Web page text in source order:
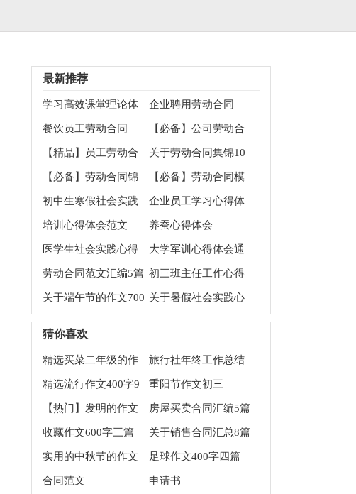
最新推荐
学习高效课堂理论体
会
企业聘用劳动合同
餐饮员工劳动合同
【必备】公司劳动合
同范文锦集9篇
【精品】员工劳动合
同四篇
关于劳动合同集锦10
篇
【必备】劳动合同锦
集9篇
【必备】劳动合同模
板锦集七篇
初中生寒假社会实践
心得体会
企业员工学习心得体
会
培训心得体会范文 养蚕心得体会
医学生社会实践心得
体会
大学军训心得体会通
用15篇
劳动合同范文汇编5篇 初三班主任工作心得
体会
关于端午节的作文700 关于暑假社会实践心
猜你喜欢
精选买菜二年级的作
文300字合集8篇
旅行社年终工作总结
精选流行作文400字9
篇
重阳节作文初三
【热门】发明的作文
600字4篇
房屋买卖合同汇编5篇
收藏作文600字三篇 关于销售合同汇总8篇
实用的中秋节的作文
100字八篇
足球作文400字四篇
合同范文 申请书